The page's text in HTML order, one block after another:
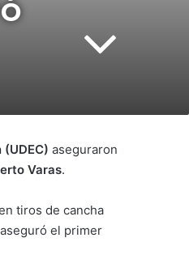
(UDEC) aseguraron
Varas.
tiros de cancha
el primer